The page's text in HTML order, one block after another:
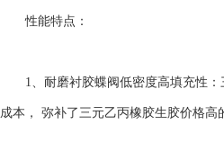
性能特点：
1、耐磨衬胶蝶阀低密度高填充性：
成本， 弥补了三元乙丙橡胶生胶价格高